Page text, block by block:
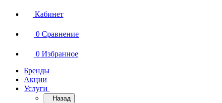
Кабинет
0 Сравнение
0 Избранное
Бренды
Акции
Услуги
Назад